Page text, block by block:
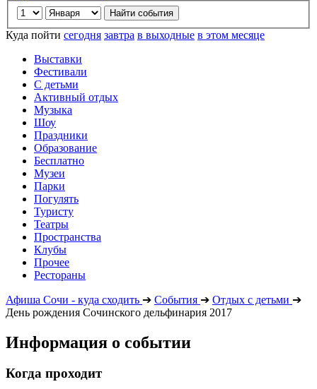
Куда пойти сегодня завтра в выходные в этом месяце
Выставки
Фестивали
С детьми
Активный отдых
Музыка
Шоу
Праздники
Образование
Бесплатно
Музеи
Парки
Погулять
Туристу
Театры
Пространства
Клубы
Прочее
Рестораны
Афиша Сочи - куда сходить ➔ События ➔ Отдых с детьми ➔
День рождения Сочинского дельфинария 2017
Информация о событии
Когда проходит